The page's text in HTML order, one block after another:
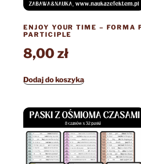
ENJOY YOUR TIME – FORMA
PARTICIPLE
8,00zł
Dodaj do koszyka